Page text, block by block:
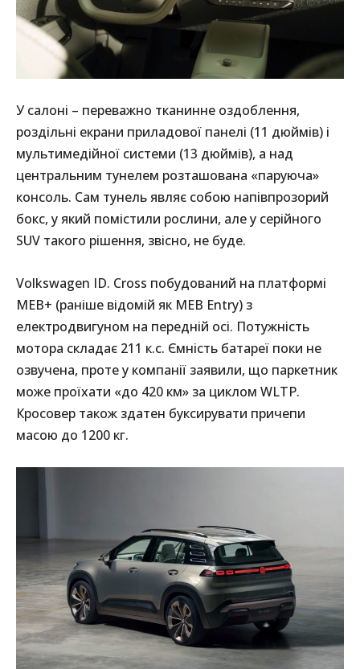
У салоні – переважно тканинне оздоблення,
роздільні екрани приладової панелі (11 дюймів) і
мультимедійної системи (13 дюймів), а над
центральним тунелем розташована «паруюча»
консоль. Сам тунель являє собою напівпрозорий
бокс, у який помістили рослини, але у серійного
SUV такого рішення, звісно, не буде.
Volkswagen ID. Cross побудований на платформі
MEB+ (раніше відомій як MEB Entry) з
електродвигуном на передній осі. Потужність
мотора складає 211 к.с. Ємність батареї поки не
озвучена, проте у компанії заявили, що паркетник
може проїхати «до 420 км» за циклом WLTP.
Кросовер також здатен буксирувати причепи
масою до 1200 кг.